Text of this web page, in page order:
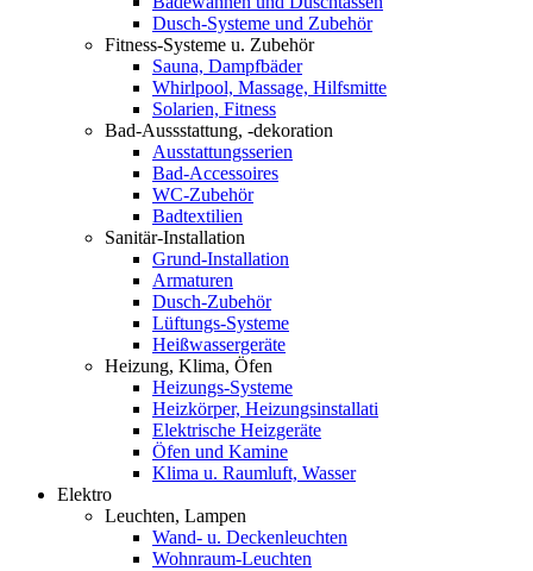
Dusch-Systeme und Zubehör
Fitness-Systeme u. Zubehör
Sauna, Dampfbäder
Whirlpool, Massage, Hilfsmitte
Solarien, Fitness
Bad-Aussstattung, -dekoration
Ausstattungsserien
Bad-Accessoires
WC-Zubehör
Badtextilien
Sanitär-Installation
Grund-Installation
Armaturen
Dusch-Zubehör
Lüftungs-Systeme
Heißwassergeräte
Heizung, Klima, Öfen
Heizungs-Systeme
Heizkörper, Heizungsinstallati
Elektrische Heizgeräte
Öfen und Kamine
Klima u. Raumluft, Wasser
Elektro
Leuchten, Lampen
Wand- u. Deckenleuchten
Wohnraum-Leuchten